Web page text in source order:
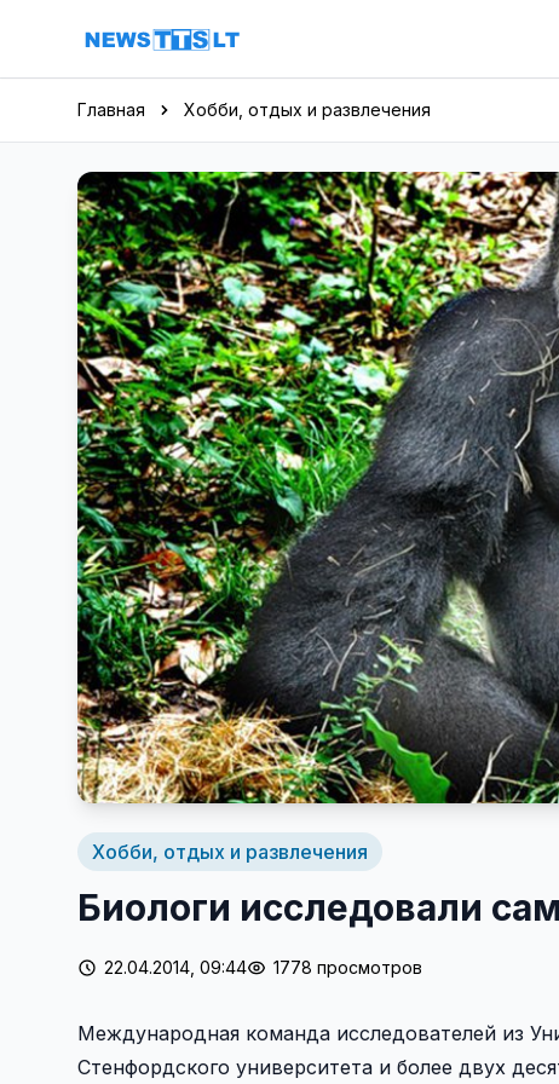
Перейти к содержимому
Главная Хобби, отдых и развлечения
Хобби, отдых и развлечения
Биологи исследовали
22.04.2014, 09:44 1778 просмотров
Международная команда исследователей из
Стенфордского университета и более двух